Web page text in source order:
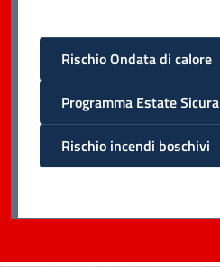
Rischio Ondata di calore
Programma Estate Sicura
Rischio incendi boschivi